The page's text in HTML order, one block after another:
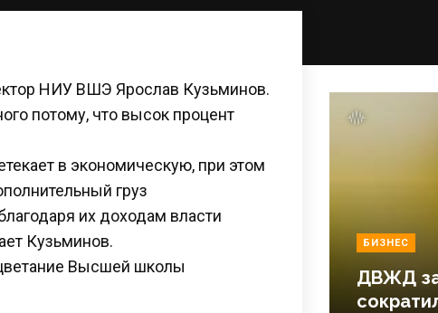
НИУ ВШЭ Ярослав Кузьминов.
потому, что высок процент
в экономическую, при этом
груз
их доходам власти
Кузьминов.
Высшей школы
БИЗНЕС
ДВЖД за